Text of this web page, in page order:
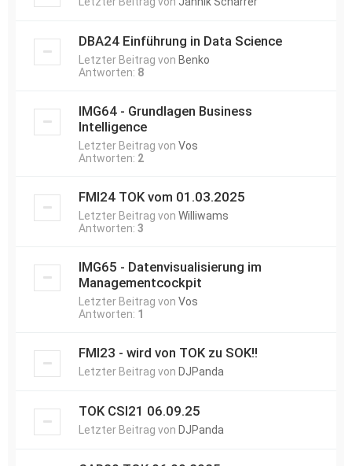
DBA24 Einführung in Data Science
Letzter Beitrag von Benko
Antworten: 8
IMG64 - Grundlagen Business
Intelligence
Letzter Beitrag von Vos
Antworten: 2
FMI24 TOK vom 01.03.2025
Letzter Beitrag von Williwams
Antworten: 3
IMG65 - Datenvisualisierung im
Managementcockpit
Letzter Beitrag von Vos
Antworten: 1
FMI23 - wird von TOK zu SOK!!
Letzter Beitrag von DJPanda
TOK CSI21 06.09.25
Letzter Beitrag von DJPanda